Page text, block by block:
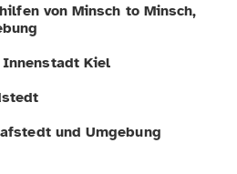
von Minsch to Minsch,
Kiel
und Umgebung